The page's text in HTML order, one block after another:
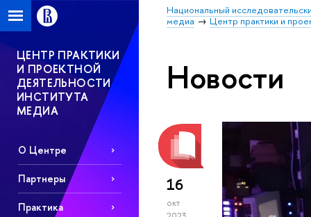
Национальный
медиа
Центр практики и
ЦЕНТР ПРАКТИКИ
И ПРОЕКТНОЙ
ДЕЯТЕЛЬНОСТИ
ИНСТИТУТА
МЕДИА
О Центре
Партнеры
Практика
Новости
16
окт